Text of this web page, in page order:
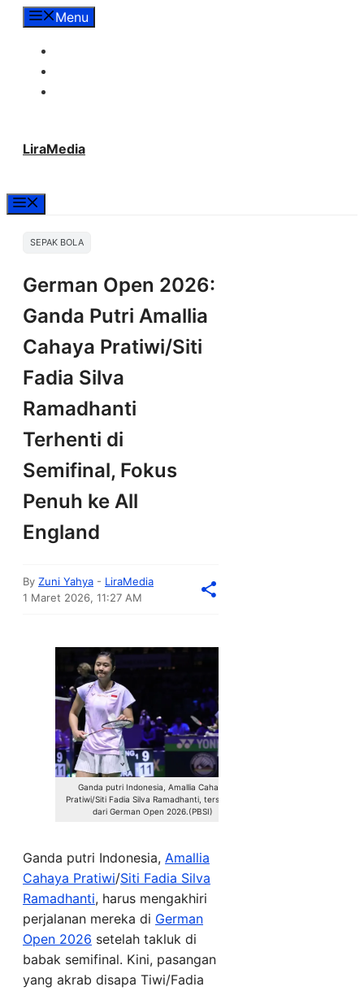
LangsungMenu
LiraMedia
SEPAK BOLA
German Open 2026:
Ganda Putri Amallia
Cahaya Pratiwi/Siti
Fadia Silva
Ramadhanti
Terhenti di
Semifinal, Fokus
Penuh ke All
England
By Zuni Yahya - LiraMedia
1 Maret 2026, 11:27 AM
Ganda putri Indonesia, Amallia Cahaya
Pratiwi/Siti Fadia Silva Ramadhanti, tersingkir
dari German Open 2026.(PBSI)
Ganda putri Indonesia, Amallia
Cahaya Pratiwi/Siti Fadia Silva
Ramadhanti, harus mengakhiri
perjalanan mereka di German
Open 2026 setelah takluk di
babak semifinal. Kini, pasangan
yang akrab disapa Tiwi/Fadia